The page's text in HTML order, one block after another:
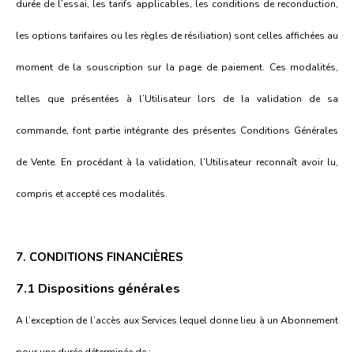
durée de l’essai, les tarifs applicables, les conditions de reconduction,
les options tarifaires ou les règles de résiliation) sont celles affichées au
moment de la souscription sur la page de paiement. Ces modalités,
telles que présentées à l’Utilisateur lors de la validation de sa
commande, font partie intégrante des présentes Conditions Générales
de Vente. En procédant à la validation, l’Utilisateur reconnaît avoir lu,
compris et accepté ces modalités.
7. CONDITIONS FINANCIÈRES
7.1 Dispositions générales
A l’exception de l’accès aux Services lequel donne lieu à un Abonnement